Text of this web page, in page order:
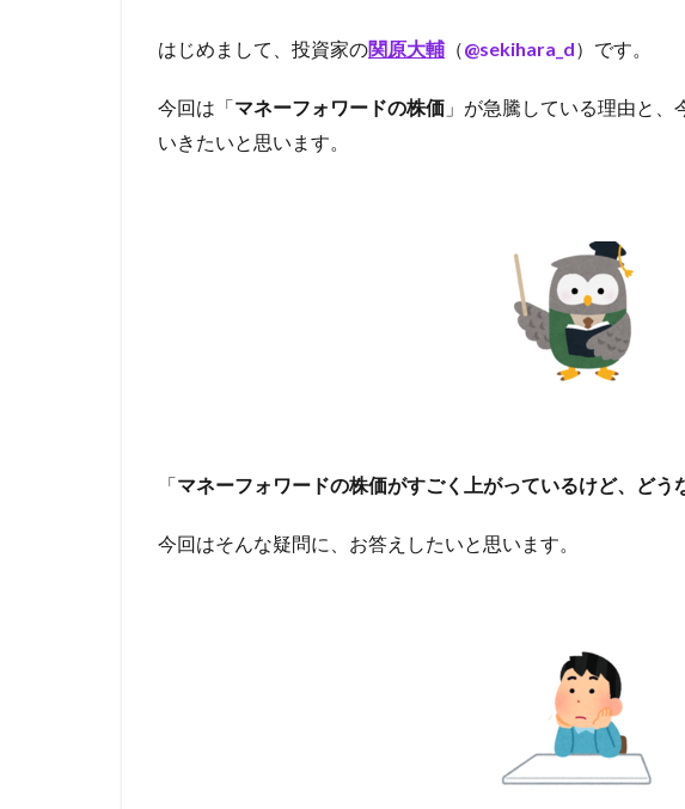
はじめまして、投資家の関原大輔 （@sekihara_d）です。
今回は「マネーフォワードの株価 」が急騰している理由と
いきたいと思います。
「マネーフォワードの株価がすごく上がっているけど、どう
今回はそんな疑問に、お答えしたいと思います。